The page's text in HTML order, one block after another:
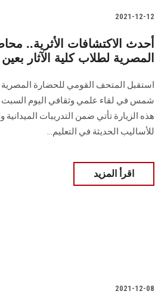
2021-12-12
أحدث الاكتشافات الأثرية..
المصرية لطلاب كلية الآثار
استقبل المتحف القومي للحضارة المصرية
هذه الزيارة تأتي ضمن التدريبات الميدانية
للأساليب الحديثة في التعليم...
اقرأ المزيد
2021-12-08